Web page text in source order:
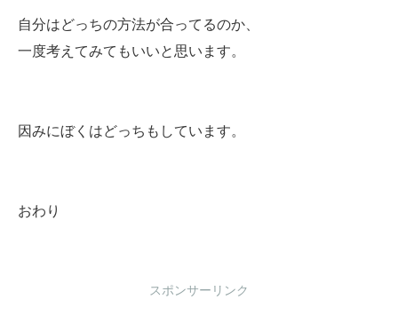
自分はどっちの方法が合ってるのか、
一度考えてみてもいいと思います。
因みにぼくはどっちもしています。
おわり
スポンサーリンク